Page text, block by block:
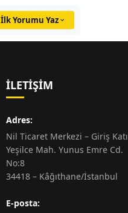
İlk Yorumu Yaz
İLETIŞIM
Adres:
Nil Ticaret Merkezi – Giriş Katı
Yeşilce Mah. Yunus Emre Cd.
No:8
34418 – Kâğıthane/İstanbul
E-posta: